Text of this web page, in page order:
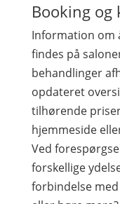
Booking og
Information om
findes på
behandlinger
opdateret
tilhørende
hjemmeside
Ved
forskellige
forbindelse